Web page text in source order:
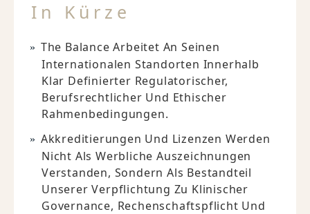
In Kürze
The Balance Arbeitet An Seinen
Internationalen Standorten Innerhalb
Klar Definierter Regulatorischer,
Berufsrechtlicher Und Ethischer
Rahmenbedingungen.
Akkreditierungen Und Lizenzen Werden
Nicht Als Werbliche Auszeichnungen
Verstanden, Sondern Als Bestandteil
Unserer Verpflichtung Zu Klinischer
Governance, Rechenschaftspflicht Und